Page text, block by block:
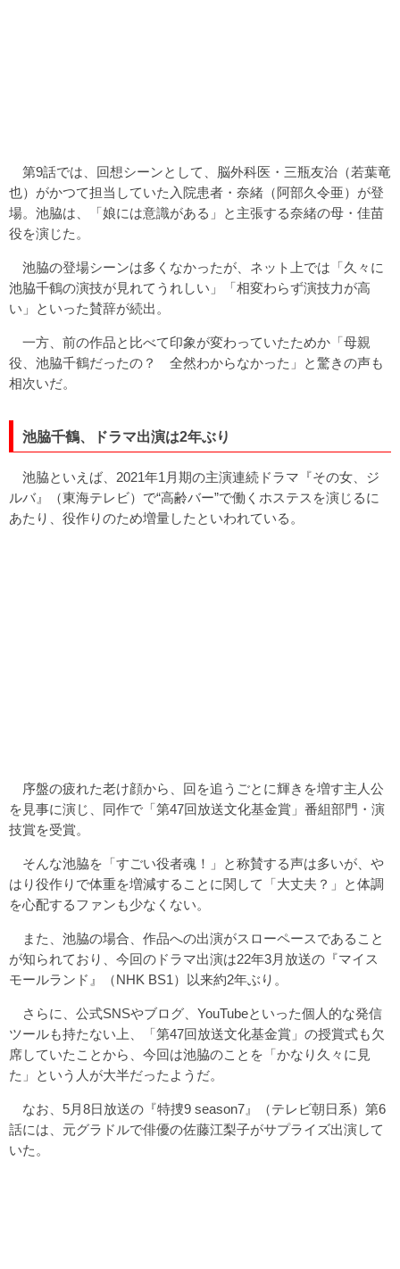
第9話では、回想シーンとして、脳外科医・三瓶友治（若葉竜
也）がかつて担当していた入院患者・奈緒（阿部久令亜）が登
場。池脇は、「娘には意識がある」と主張する奈緒の母・佳苗
役を演じた。
池脇の登場シーンは多くなかったが、ネット上では「久々に
池脇千鶴の演技が見れてうれしい」「相変わらず演技力が高
い」といった賛辞が続出。
一方、前の作品と比べて印象が変わっていたためか「母親
役、池脇千鶴だったの？ 全然わからなかった」と驚きの声も
相次いだ。
池脇千鶴、ドラマ出演は2年ぶり
池脇といえば、2021年1月期の主演連続ドラマ『その女、ジ
ルバ』（東海テレビ）で“高齢バー”で働くホステスを演じるに
あたり、役作りのため増量したといわれている。
序盤の疲れた老け顔から、回を追うごとに輝きを増す主人公
を見事に演じ、同作で「第47回放送文化基金賞」番組部門・演
技賞を受賞。
そんな池脇を「すごい役者魂！」と称賛する声は多いが、や
はり役作りで体重を増減することに関して「大丈夫？」と体調
を心配するファンも少なくない。
また、池脇の場合、作品への出演がスローペースであること
が知られており、今回のドラマ出演は22年3月放送の『マイス
モールランド』（NHK BS1）以来約2年ぶり。
さらに、公式SNSやブログ、YouTubeといった個人的な発信
ツールも持たない上、「第47回放送文化基金賞」の授賞式も欠
席していたことから、今回は池脇のことを「かなり久々に見
た」という人が大半だったようだ。
なお、5月8日放送の『特捜9 season7』（テレビ朝日系）第6
話には、元グラドルで俳優の佐藤江梨子がサプライズ出演して
いた。